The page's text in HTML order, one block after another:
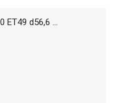
d56,6 ...